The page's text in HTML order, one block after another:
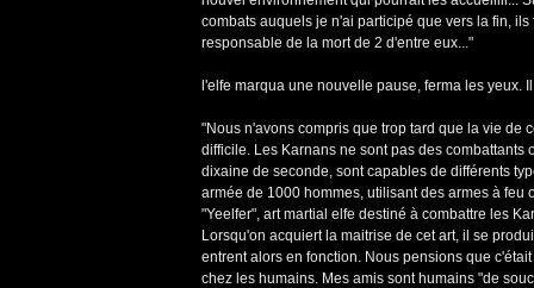
combats auquels je n'ai participé que vers la fin,
responsable de la mort de 2 d'entre eux..."
l'elfe marqua une nouvelle pause, ferma les yeux.
"Nous n'avons compris que trop tard que la vie de
difficile. Les Karnans ne sont pas des
dixaine de seconde, sont capables de différents
armée de 1000 hommes, utilisant des armes à
"Yeelfer", art martial elfe destiné à combattre les
Lorsqu'on acquiert la maitrise de cet art, il se
entrent alors en fonction. Nous pensions que
chez les humains. Mes amis sont humains "de